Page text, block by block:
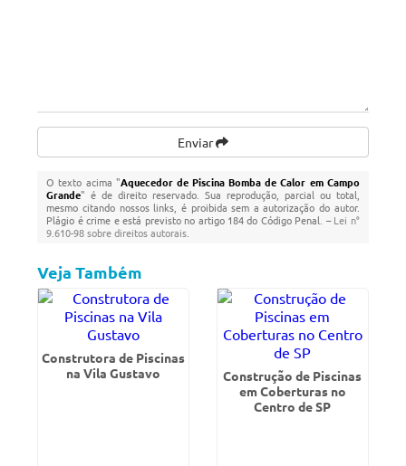
Enviar
O texto acima "Aquecedor de Piscina Bomba de Calor em Campo
Grande" é de direito reservado. Sua reprodução, parcial ou total,
mesmo citando nossos links, é proibida sem a autorização do autor.
Plágio é crime e está previsto no artigo 184 do Código Penal. –Lei n°
9.610-98 sobre direitos autorais
Veja Também
Construtora de Piscinas
na Vila Gustavo
Construção de Piscinas
em Coberturas no
Centro de SP